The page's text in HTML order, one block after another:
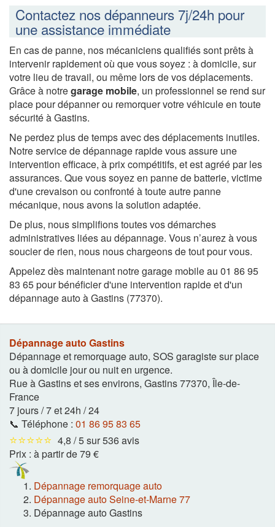
Contactez nos dépanneurs 7j/24h pour
une assistance immédiate
En cas de panne, nos mécaniciens qualifiés sont prêts à
intervenir rapidement où que vous soyez : à domicile, sur
votre lieu de travail, ou même lors de vos déplacements.
Grâce à notregarage mobile, un professionnel se rend sur
place pour dépanner ou remorquer votre véhicule en toute
sécurité à Gastins.
Ne perdez plus de temps avec des déplacements inutiles.
Notre service de dépannage rapide vous assure une
intervention efficace, à prix compétitifs, et est agréé par les
assurances. Que vous soyez en panne de batterie, victime
d'une crevaison ou confronté à toute autre panne
mécanique, nous avons la solution adaptée.
De plus, nous simplifions toutes vos démarches
administratives liées au dépannage. Vous n’aurez à vous
soucier de rien, nous nous chargeons de tout pour vous.
Appelez dès maintenant notre garage mobile au 01 86 95
83 65 pour bénéficier d'une intervention rapide et d'un
dépannage auto à Gastins (77370).
Dépannage auto Gastins
Dépannage et remorquage auto, SOS garagiste sur place
ou à domicile jour ou nuit en urgence.
Rue à Gastins et ses environs, Gastins77370, Île-de-
France
7 jours / 7 et 24h / 24
📞 Téléphone : 01 86 95 83 65
⭐⭐⭐⭐⭐ 4,8 / 5 sur 536 avis
Prix : à partir de 79 €
Dépannage remorquage auto
Dépannage auto Seine-et-Marne 77
Dépannage auto Gastins